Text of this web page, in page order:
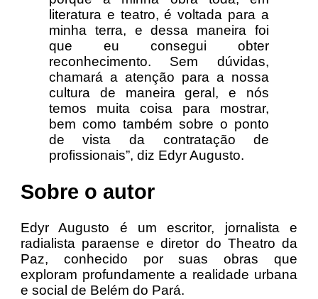
literatura e teatro, é voltada para a
minha terra, e dessa maneira foi
que eu consegui obter
reconhecimento. Sem dúvidas,
chamará a atenção para a nossa
cultura de maneira geral, e nós
temos muita coisa para mostrar,
bem como também sobre o ponto
de vista da contratação de
profissionais”, diz Edyr Augusto.
Sobre o autor
Edyr Augusto é um escritor, jornalista e
radialista paraense e diretor do Theatro da
Paz, conhecido por suas obras que
exploram profundamente a realidade urbana
e social de Belém do Pará.